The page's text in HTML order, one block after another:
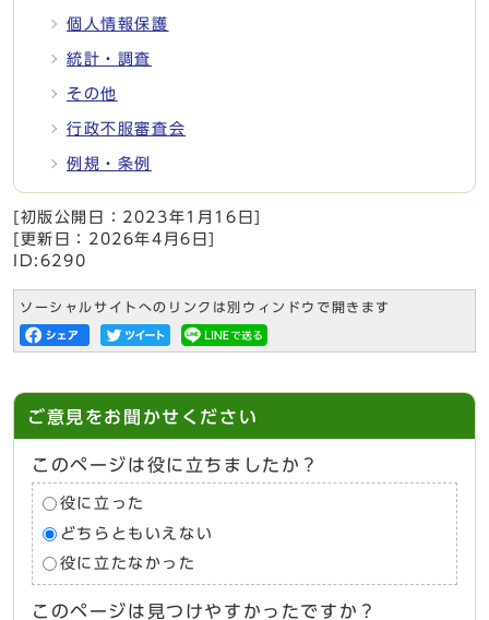
個人情報保護
統計・調査
その他
行政不服審査会
例規・条例
[初版公開日： 2023年1月16日
[更新日： 2026年4月6日
ID:6290
ソーシャルサイトへのリンクは別ウィンドウで開きます
ご意見をお聞かせください
このページは役に立ちましたか？
役に立った
どちらともいえない
役に立たなかった
このページは見つけやすかったですか？